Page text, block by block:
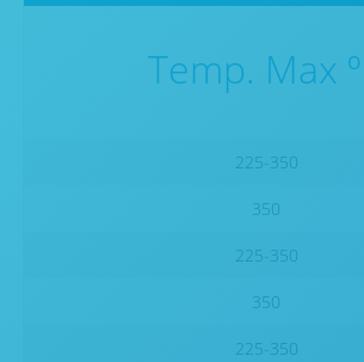
Temp. Max
225-350
350
225-350
350
225-350